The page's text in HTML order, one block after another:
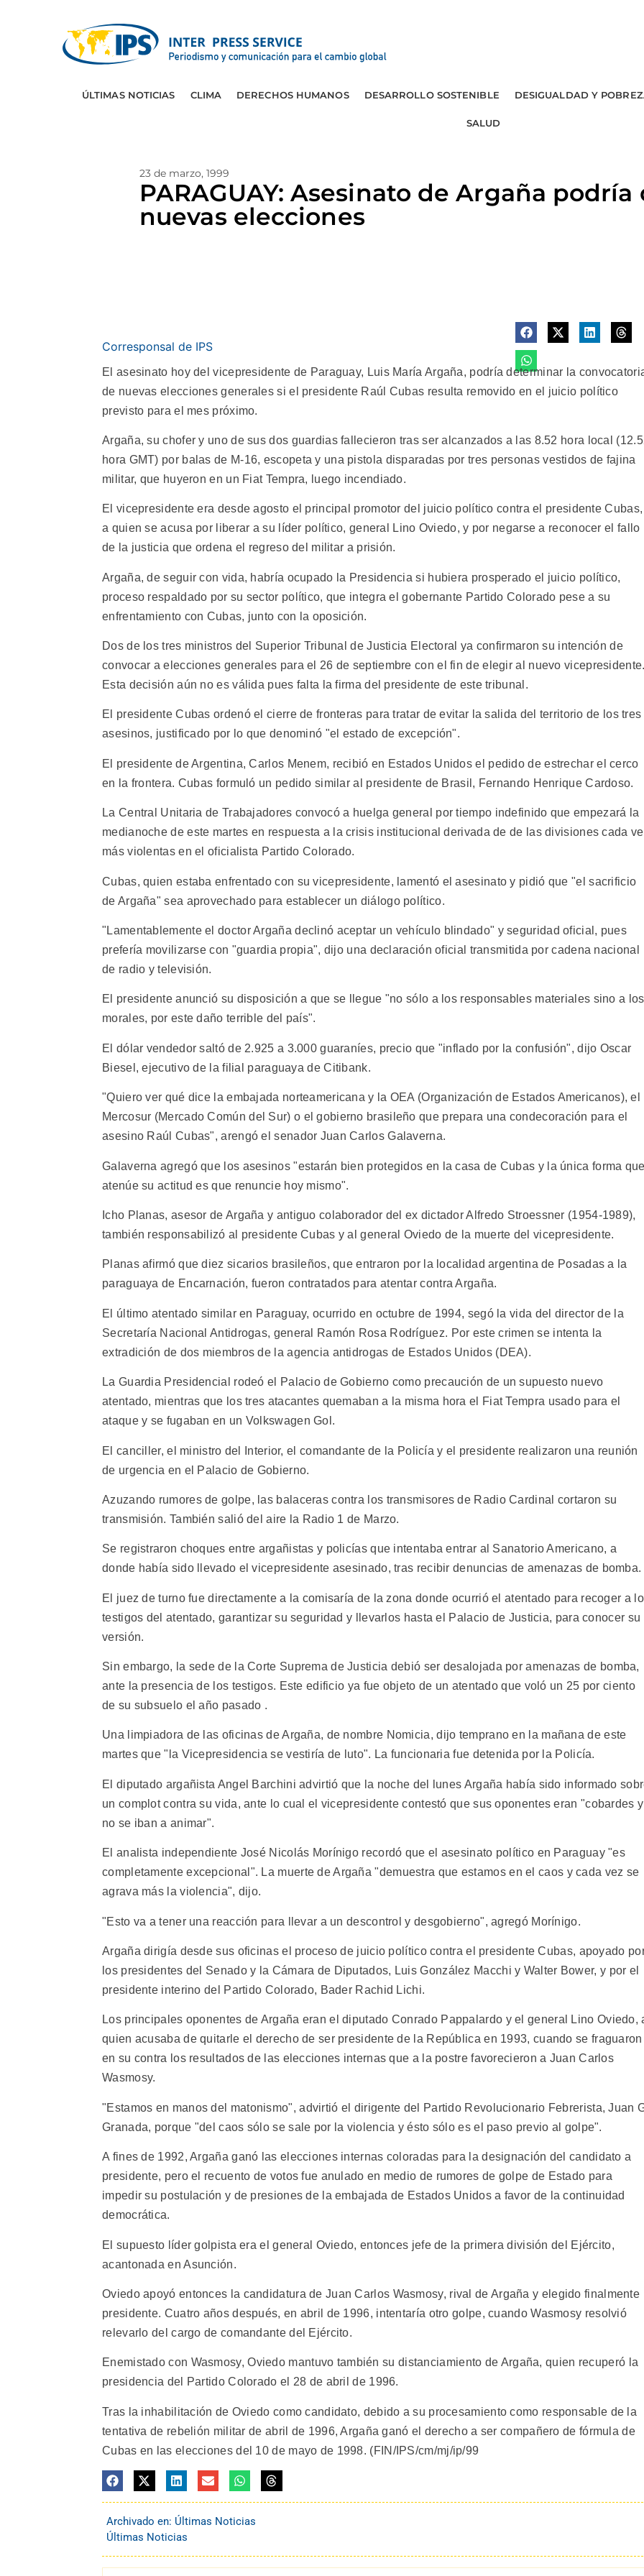
ÚLTIMAS NOTICIAS CLIMA DERECHOS HUMANOS DESARROLLO SOSTENIBLE DESIGUALDAD Y
SALUD
23 de marzo, 1999
PARAGUAY: Asesinato de Argaña
nuevas elecciones
Corresponsal de IPS
El asesinato hoy del vicepresidente de Paraguay, Luis María Argaña, podría determinar la
de nuevas elecciones generales si el presidente Raúl Cubas resulta removido en el juicio político
previsto para el mes próximo.
Argaña, su chofer y uno de sus dos guardias fallecieron tras ser alcanzados a las 8.52 hora local
hora GMT) por balas de M-16, escopeta y una pistola disparadas por tres personas vestidos de fajina
militar, que huyeron en un Fiat Tempra, luego incendiado.
El vicepresidente era desde agosto el principal promotor del juicio político contra el presidente Cubas,
a quien se acusa por liberar a su líder político, general Lino Oviedo, y por negarse a reconocer el fallo
de la justicia que ordena el regreso del militar a prisión.
Argaña, de seguir con vida, habría ocupado la Presidencia si hubiera prosperado el juicio político,
proceso respaldado por su sector político, que integra el gobernante Partido Colorado pese a su
enfrentamiento con Cubas, junto con la oposición.
Dos de los tres ministros del Superior Tribunal de Justicia Electoral ya confirmaron su intención de
convocar a elecciones generales para el 26 de septiembre con el fin de elegir al nuevo
Esta decisión aún no es válida pues falta la firma del presidente de este tribunal.
El presidente Cubas ordenó el cierre de fronteras para tratar de evitar la salida del territorio de los tres
asesinos, justificado por lo que denominó "el estado de excepción".
El presidente de Argentina, Carlos Menem, recibió en Estados Unidos el pedido de estrechar el cerco
en la frontera. Cubas formuló un pedido similar al presidente de Brasil, Fernando Henrique Cardoso.
La Central Unitaria de Trabajadores convocó a huelga general por tiempo indefinido que empezará la
medianoche de este martes en respuesta a la crisis institucional derivada de de las divisiones cada
más violentas en el oficialista Partido Colorado.
Cubas, quien estaba enfrentado con su vicepresidente, lamentó el asesinato y pidió que "el sacrificio
de Argaña" sea aprovechado para establecer un diálogo político.
"Lamentablemente el doctor Argaña declinó aceptar un vehículo blindado" y seguridad oficial, pues
prefería movilizarse con "guardia propia", dijo una declaración oficial transmitida por cadena nacional
de radio y televisión.
El presidente anunció su disposición a que se llegue "no sólo a los responsables materiales sino a los
morales, por este daño terrible del país".
El dólar vendedor saltó de 2.925 a 3.000 guaraníes, precio que "inflado por la confusión", dijo Oscar
Biesel, ejecutivo de la filial paraguaya de Citibank.
"Quiero ver qué dice la embajada norteamericana y la OEA (Organización de Estados Americanos), el
Mercosur (Mercado Común del Sur) o el gobierno brasileño que prepara una condecoración para el
asesino Raúl Cubas", arengó el senador Juan Carlos Galaverna.
Galaverna agregó que los asesinos "estarán bien protegidos en la casa de Cubas y la única forma
atenúe su actitud es que renuncie hoy mismo".
Icho Planas, asesor de Argaña y antiguo colaborador del ex dictador Alfredo Stroessner (1954-1989),
también responsabilizó al presidente Cubas y al general Oviedo de la muerte del vicepresidente.
Planas afirmó que diez sicarios brasileños, que entraron por la localidad argentina de Posadas a la
paraguaya de Encarnación, fueron contratados para atentar contra Argaña.
El último atentado similar en Paraguay, ocurrido en octubre de 1994, segó la vida del director de la
Secretaría Nacional Antidrogas, general Ramón Rosa Rodríguez. Por este crimen se intenta la
extradición de dos miembros de la agencia antidrogas de Estados Unidos (DEA).
La Guardia Presidencial rodeó el Palacio de Gobierno como precaución de un supuesto nuevo
atentado, mientras que los tres atacantes quemaban a la misma hora el Fiat Tempra usado para el
ataque y se fugaban en un Volkswagen Gol.
El canciller, el ministro del Interior, el comandante de la Policía y el presidente realizaron una reunión
de urgencia en el Palacio de Gobierno.
Azuzando rumores de golpe, las balaceras contra los transmisores de Radio Cardinal cortaron su
transmisión. También salió del aire la Radio 1 de Marzo.
Se registraron choques entre argañistas y policías que intentaba entrar al Sanatorio Americano, a
donde había sido llevado el vicepresidente asesinado, tras recibir denuncias de amenazas de bomba.
El juez de turno fue directamente a la comisaría de la zona donde ocurrió el atentado para recoger a
testigos del atentado, garantizar su seguridad y llevarlos hasta el Palacio de Justicia, para conocer su
versión.
Sin embargo, la sede de la Corte Suprema de Justicia debió ser desalojada por amenazas de bomba,
ante la presencia de los testigos. Este edificio ya fue objeto de un atentado que voló un 25 por ciento
de su subsuelo el año pasado .
Una limpiadora de las oficinas de Argaña, de nombre Nomicia, dijo temprano en la mañana de este
martes que "la Vicepresidencia se vestiría de luto". La funcionaria fue detenida por la Policía.
El diputado argañista Angel Barchini advirtió que la noche del lunes Argaña había sido informado
un complot contra su vida, ante lo cual el vicepresidente contestó que sus oponentes eran "cobardes y
no se iban a animar".
El analista independiente José Nicolás Morínigo recordó que el asesinato político en Paraguay "es
completamente excepcional". La muerte de Argaña "demuestra que estamos en el caos y cada vez se
agrava más la violencia", dijo.
"Esto va a tener una reacción para llevar a un descontrol y desgobierno", agregó Morínigo.
Argaña dirigía desde sus oficinas el proceso de juicio político contra el presidente Cubas, apoyado
los presidentes del Senado y la Cámara de Diputados, Luis González Macchi y Walter Bower, y por el
presidente interino del Partido Colorado, Bader Rachid Lichi.
Los principales oponentes de Argaña eran el diputado Conrado Pappalardo y el general Lino Oviedo,
quien acusaba de quitarle el derecho de ser presidente de la República en 1993, cuando se fraguaron
en su contra los resultados de las elecciones internas que a la postre favorecieron a Juan Carlos
Wasmosy.
"Estamos en manos del matonismo", advirtió el dirigente del Partido Revolucionario Febrerista, Juan
Granada, porque "del caos sólo se sale por la violencia y ésto sólo es el paso previo al golpe".
A fines de 1992, Argaña ganó las elecciones internas coloradas para la designación del candidato a
presidente, pero el recuento de votos fue anulado en medio de rumores de golpe de Estado para
impedir su postulación y de presiones de la embajada de Estados Unidos a favor de la continuidad
democrática.
El supuesto líder golpista era el general Oviedo, entonces jefe de la primera división del Ejército,
acantonada en Asunción.
Oviedo apoyó entonces la candidatura de Juan Carlos Wasmosy, rival de Argaña y elegido finalmente
presidente. Cuatro años después, en abril de 1996, intentaría otro golpe, cuando Wasmosy resolvió
relevarlo del cargo de comandante del Ejército.
Enemistado con Wasmosy, Oviedo mantuvo también su distanciamiento de Argaña, quien recuperó la
presidencia del Partido Colorado el 28 de abril de 1996.
Tras la inhabilitación de Oviedo como candidato, debido a su procesamiento como responsable de la
tentativa de rebelión militar de abril de 1996, Argaña ganó el derecho a ser compañero de fórmula de
Cubas en las elecciones del 10 de mayo de 1998. (FIN/IPS/cm/mj/ip/99
Archivado en: Últimas Noticias
Últimas Noticias